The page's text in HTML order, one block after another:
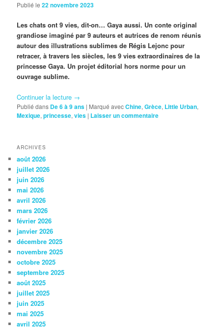
Publié le22 novembre 2023
Les chats ont 9 vies, dit-on… Gaya aussi. Un conte original
grandiose imaginé par 9 auteurs et autrices de renom réunis
autour des illustrations sublimes de Régis Lejonc pour
retracer, à travers les siècles, les 9 vies extraordinaires de la
princesse Gaya. Un projet éditorial hors norme pour un
ouvrage sublime.
Continuer la lecture →
Publié dans De 6 à 9 ans | Marqué avecChine,Grèce, Little Urban,
Mexique,princesse,vies | Laisser un commentaire
ARCHIVES
août 2026
juillet 2026
juin 2026
mai 2026
avril 2026
mars 2026
février 2026
janvier 2026
décembre 2025
novembre 2025
octobre 2025
septembre 2025
août 2025
juillet 2025
juin 2025
mai 2025
avril 2025